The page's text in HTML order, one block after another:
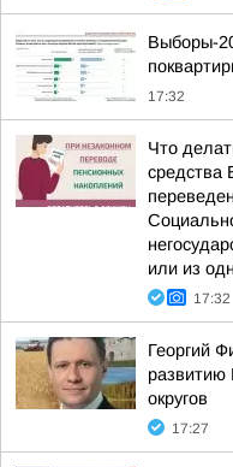
Выборы-
17:32
Что
средства
или из
17:32
Георгий
развитию
округов
17:27